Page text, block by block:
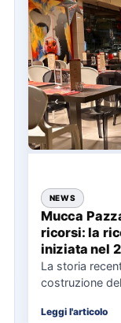
NEWS
Mucca
ricorsi: la
iniziata nel
La storia
costruzione
Leggi l'articolo